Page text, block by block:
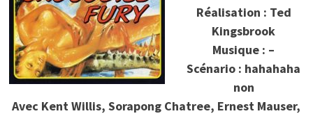
Réalisation : Ted
Kingsbrook
Musique : –
Scénario : hahahaha
non
Avec Kent Willis, Sorapong Chatree, Ernest Mauser,